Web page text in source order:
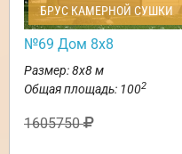
БРУС КАМЕРНОЙ СУШКИ
№69 Дом 8х8
Размер: 8х8 м
Общая площадь: 1002
1605750